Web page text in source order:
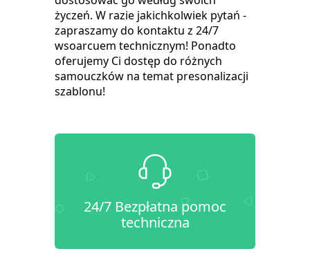
życzeń. W razie jakichkolwiek pytań -
zapraszamy do kontaktu z 24/7
wsoarcuem technicznym! Ponadto
oferujemy Ci dostęp do różnych
samouczków na temat presonalizacji
szablonu!
24/7 Bezpłatna pomoc
techniczna